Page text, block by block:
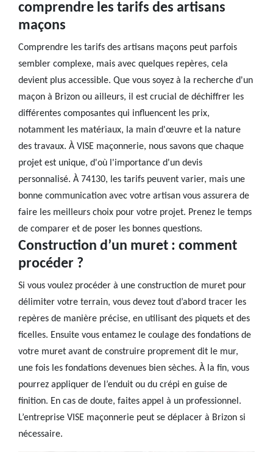
comprendre les tarifs des artisans
maçons
Comprendre les tarifs des artisans maçons peut parfois
sembler complexe, mais avec quelques repères, cela
devient plus accessible. Que vous soyez à la recherche d'un
maçon à Brizon ou ailleurs, il est crucial de déchiffrer les
différentes composantes qui influencent les prix,
notamment les matériaux, la main d'œuvre et la nature
des travaux. À VISE maçonnerie, nous savons que chaque
projet est unique, d'où l'importance d'un devis
personnalisé. À 74130, les tarifs peuvent varier, mais une
bonne communication avec votre artisan vous assurera de
faire les meilleurs choix pour votre projet. Prenez le temps
de comparer et de poser les bonnes questions.
Construction d’un muret : comment
procéder ?
Si vous voulez procéder à une construction de muret pour
délimiter votre terrain, vous devez tout d’abord tracer les
repères de manière précise, en utilisant des piquets et des
ficelles. Ensuite vous entamez le coulage des fondations de
votre muret avant de construire proprement dit le mur,
une fois les fondations devenues bien sèches. À la fin, vous
pourrez appliquer de l’enduit ou du crépi en guise de
finition. En cas de doute, faites appel à un professionnel.
L’entreprise VISE maçonnerie peut se déplacer à Brizon si
nécessaire.